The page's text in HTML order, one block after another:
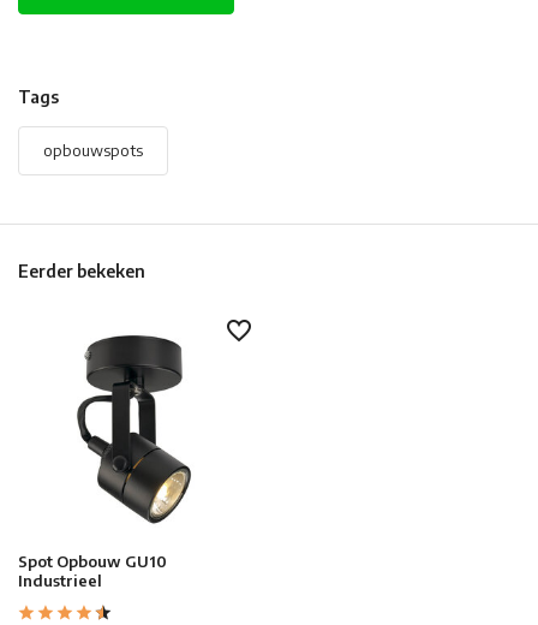
Tags
opbouwspots
Eerder bekeken
Spot Opbouw GU10
Industrieel